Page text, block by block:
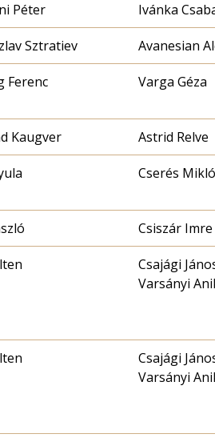
Péter Ivánka
Sztratiev Avanesian
Ferenc Varga Géza
Kaugver Astrid Relve
Cserés
Csiszár Imre
Csajági
Varsányi
Csajági
Varsányi